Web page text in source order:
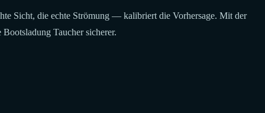
Sicht, die echte Strömung — kalibriert die Vorhersage. Mit der
Taucher sicherer.